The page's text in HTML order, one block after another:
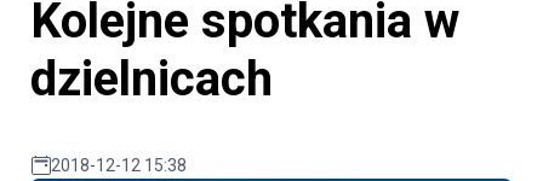
Kolejne spotkania w
dzielnicach
2018-12-12 15:38